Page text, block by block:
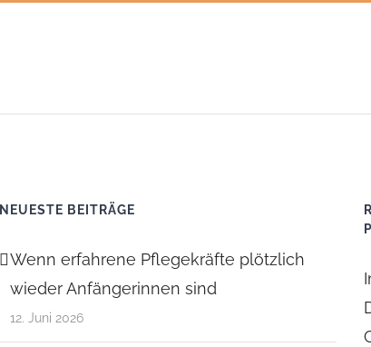
NEUESTE BEITRÄGE
Wenn erfahrene Pflegekräfte plötzlich
wieder Anfängerinnen sind
12. Juni 2026